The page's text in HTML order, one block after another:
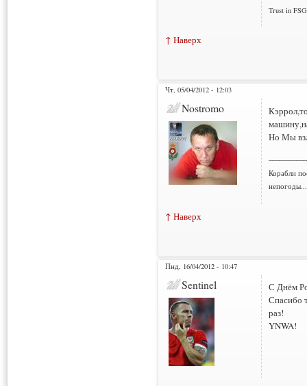
Trust in FSG
↑ Наверх
Чт, 05/04/2012 - 12:03
Nostromo
Но Мы
Корабли
↑ Наверх
Пнд, 16/04/2012 - 10:47
Sentinel
С Днём
Спасибо
раз!
YNWA!